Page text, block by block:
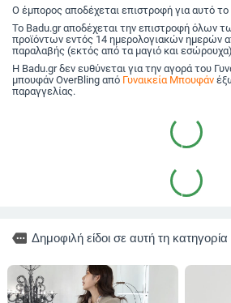
Ο έμπορος αποδέχεται επιστροφή για αυτό
Το Badu.gr αποδέχεται την επιστροφή όλων
προϊόντων εντός 14 ημερολογιακών ημερών
παραλαβής (εκτός από τα μαγιό και
Η Badu.gr δεν ευθύνεται για την αγορά του
μπουφάν OverBling από Γυναικεία Μπουφάν
παραγγελίας.
more Δημοφιλή είδοι σε αυτή τη κατηγορία